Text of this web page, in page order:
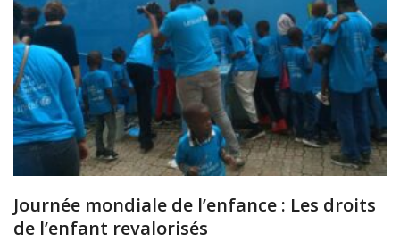
Journée mondiale de l’enfance : Les droits
de l’enfant revalorisés